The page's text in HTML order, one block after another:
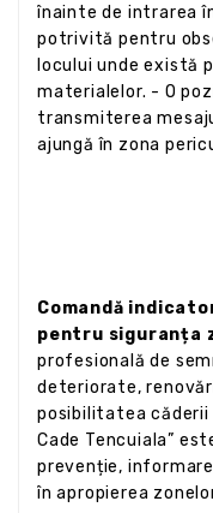
înainte de intrarea
potrivită pentru
locului unde există
materialelor. - O
transmiterea
ajungă în zona
Comandă
pentru siguranța
profesională de
deteriorate,
posibilitatea
Cade Tencuiala”
prevenție,
în apropierea